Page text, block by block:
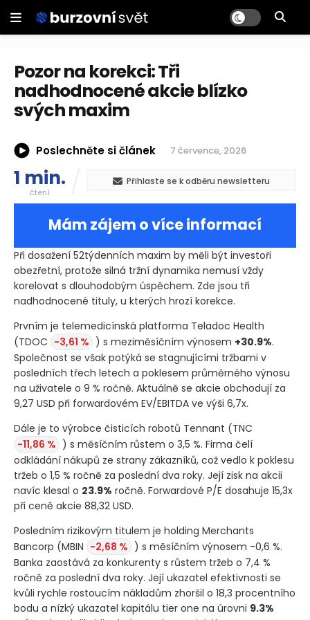
Pozor na korekci: Tři
nadhodnocené akcie blízko
svých maxim
Poslechněte si článek 7 července, 2026
1 min.
čtení
Přihlaste se k odběru newsletteru
Mám zájem o více informací
Při dosažení 52týdenních maxim by měli být investoři
obezřetní, protože silná tržní dynamika nemusí vždy
korelovat s dlouhodobým úspěchem. Zde jsou tři
nadhodnocené tituly, u kterých hrozí korekce.
Prvním je telemedicínská platforma Teladoc Health
(TDOC -3,61 % ) s meziměsíčním výnosem +30.9%.
Společnost se však potýká se stagnujícími tržbami v
posledních třech letech a poklesem průměrného výnosu
na uživatele o 9 % ročně. Aktuálně se akcie obchodují za
9,27 USD při forwardovém EV/EBITDA ve výši 6,7x.
Dále je to výrobce čisticích robotů Tennant (TNC
-11,86 % ) s měsíčním růstem o 3,5 %. Firma čelí
odkládání nákupů ze strany zákazníků, což vedlo k poklesu
tržeb o 1,5 % ročně za poslední dva roky. Její zisk na akcii
navíc klesal o 23.9% ročně. Forwardové P/E dosahuje 15,3x
při ceně akcie 88,32 USD.
Posledním rizikovým titulem je holding Merchants
Bancorp (MBIN -2,68 % ) s měsíčním výnosem -0,6 %.
Banka zaostává za konkurenty s růstem tržeb o 7,4 %
ročně za poslední dva roky. Její ukazatel efektivnosti se
kvůli rychle rostoucím nákladům zhoršil o 18,3 procentního
bodu a nízký ukazatel kapitálu tier one na úrovni 9.3%